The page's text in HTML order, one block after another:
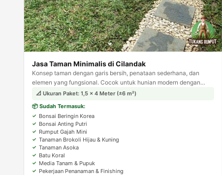
Jasa Taman Minimalis di Cilandak
Konsep taman dengan garis bersih, penataan sederhana, dan
elemen yang fungsional. Cocok untuk hunian modern dengan
lahan terbatas, tampil estetis tanpa kesan berlebihan.
📐 Ukuran Paket: 1,5 × 4 Meter (±6 m²)
📦 Sudah Termasuk:
Bonsai Beringin Korea
Bonsai Anting Putri
Rumput Gajah Mini
Tanaman Brokoli Hijau & Kuning
Tanaman Asoka
Batu Koral
Media Tanam & Pupuk
Pekerjaan Penanaman & Finishing